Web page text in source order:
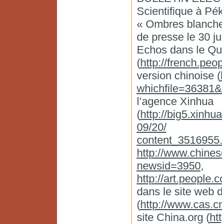
Scientifique à
« Ombres
de presse le 30
Echos dans le
(http://
version chinoise (
l’agence Xinhua
(http://
09/20/
http://
newsid=3950,
http://
dans le site web
(http://
site China.org (